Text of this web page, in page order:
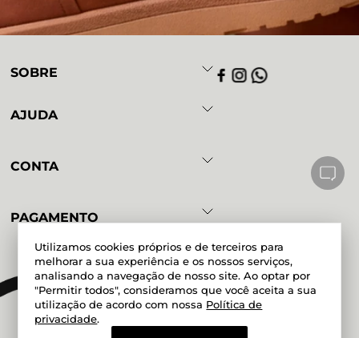
Utilizamos cookies próprios e de terceiros para
melhorar a sua experiência e os nossos serviços,
analisando a navegação de nosso site. Ao optar por
"Permitir todos", consideramos que você aceita a sua
utilização de acordo com nossa Política de
privacidade.
SOBRE
AJUDA
CONTA
PAGAMENTO
Powered by Developed by